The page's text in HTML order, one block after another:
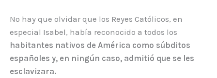
No hay que olvidar que los Reyes Católicos, en
especial Isabel, había reconocido a todos los
habitantes nativos de América como súbditos
españoles y, en ningún caso, admitió que se les
esclavizara.